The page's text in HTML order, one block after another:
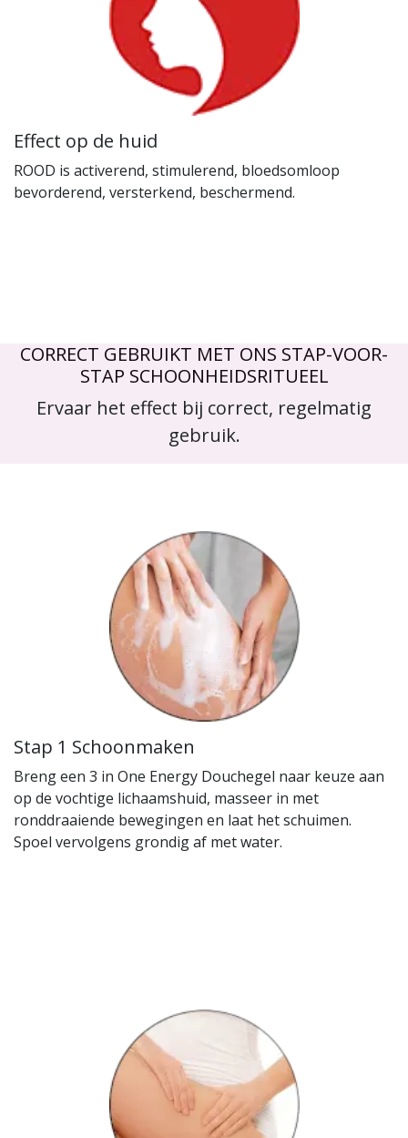
Effect op de huid
ROOD is activerend, stimulerend, bloedsomloop
bevorderend, versterkend, beschermend.
CORRECT GEBRUIKT MET ONS STAP-VOOR-
STAP SCHOONHEIDSRITUEEL
Ervaar het effect bij correct, regelmatig
gebruik.
Stap 1 Schoonmaken
Breng een 3 in One Energy Douchegel naar keuze aan
op de vochtige lichaamshuid, masseer in met
ronddraaiende bewegingen en laat het schuimen.
Spoel vervolgens grondig af met water.